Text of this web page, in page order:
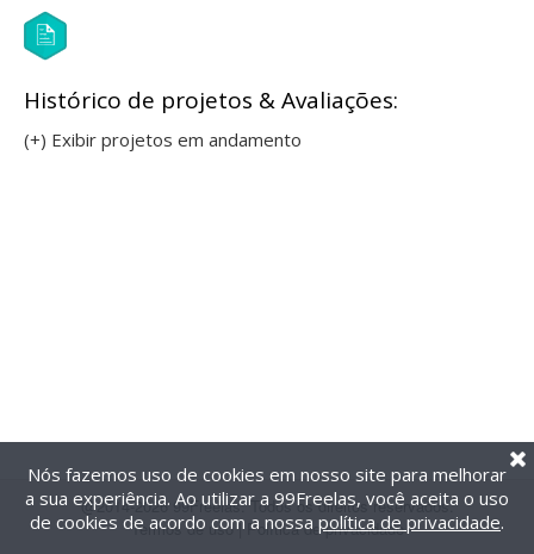
Histórico de projetos & Avaliações:
(+) Exibir projetos em andamento
@2014-2026 99Freelas. Todos os direitos reservados.
Termos de uso| Política de privacidade
Nós fazemos uso de cookies em nosso site para melhorar
a sua experiência. Ao utilizar a 99Freelas, você aceita o uso
de cookies de acordo com a nossa política de privacidade.